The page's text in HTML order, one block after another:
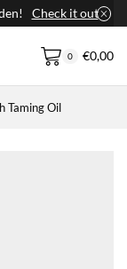
Check it out
0 €0,00
Taming Oil